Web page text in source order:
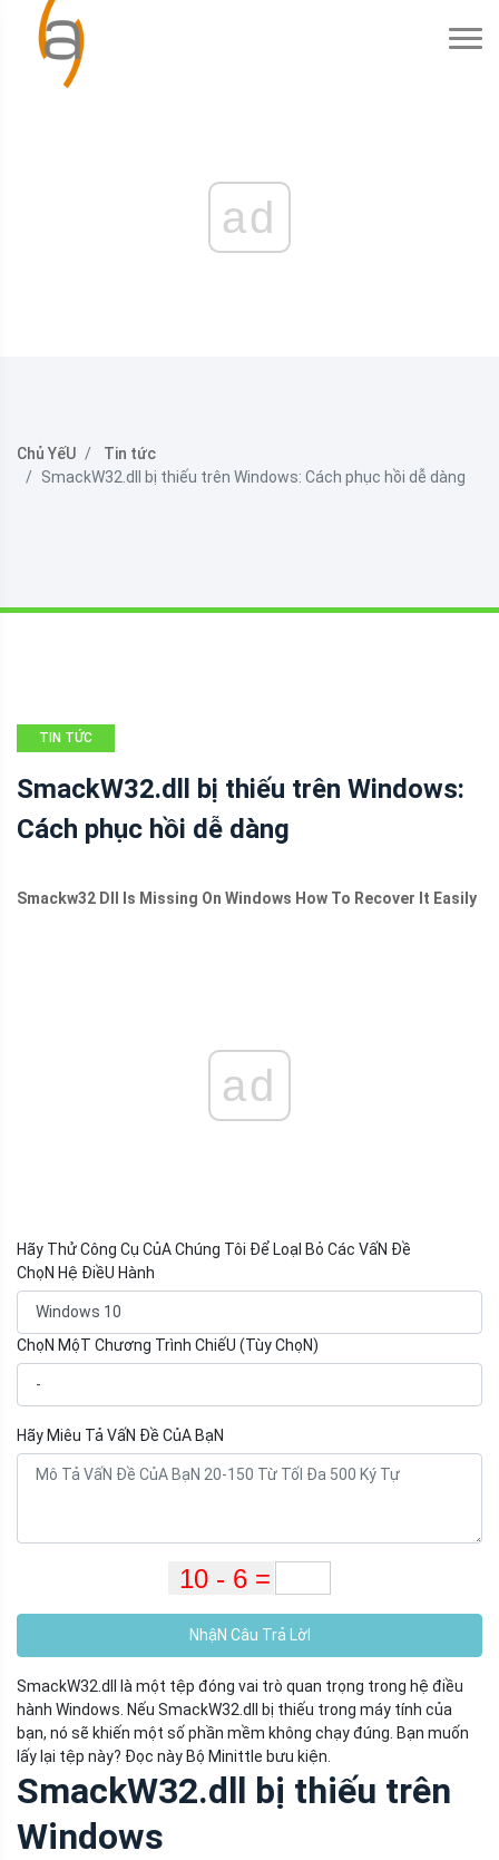
ad
Chủ YếU
Tin tức
SmackW32.dll bị thiếu trên Windows: Cách phục hồi dễ dàng
TIN TỨC
SmackW32.dll bị thiếu trên Windows:
Cách phục hồi dễ dàng
Smackw32 Dll Is Missing On Windows How To Recover It Easily
ad
Hãy Thử Công Cụ CủA Chúng Tôi Để LoạI Bỏ Các VấN Đề
ChọN Hệ ĐiềU Hành
ChọN MộT Chương Trình ChiếU (Tùy ChọN)
Hãy Miêu Tả VấN Đề CủA BạN
NhậN Câu Trả LờI
SmackW32.dll là một tệp đóng vai trò quan trọng trong hệ điều
hành Windows. Nếu SmackW32.dll bị thiếu trong máy tính của
bạn, nó sẽ khiến một số phần mềm không chạy đúng. Bạn muốn
lấy lại tệp này? Đọc này Bộ Minittle bưu kiện.
SmackW32.dll bị thiếu trên
Windows